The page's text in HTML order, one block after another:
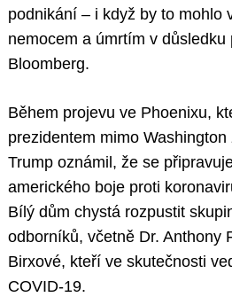
podnikání – i když by to mohlo
nemocem a úmrtím v
Bloomberg.
Během projevu ve Phoenixu,
prezidentem mimo
Trump oznámil, že se
amerického boje proti
Bílý dům chystá rozpustit
odborníků, včetně Dr. Anthony
Birxové, kteří ve skutečnosti
COVID-19.